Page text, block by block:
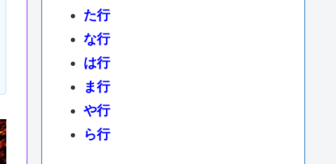
た行
な行
は行
ま行
や行
ら行